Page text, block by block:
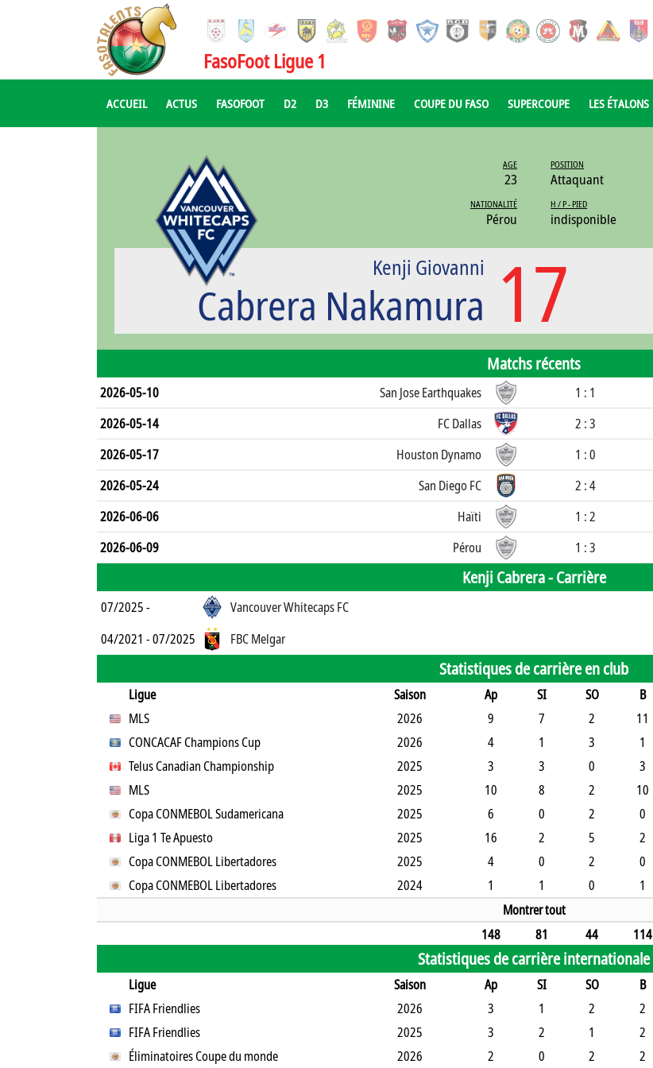
FasoFoot Ligue 1
ACCUEIL ACTUS FASOFOOT D2 D3 FÉMININE COUPE DU FASO SUPERCOUPE LES ÉTALONS
AGE
23
NATIONALITÉ
Pérou
POSITION
Attaquant
H / P - PIED
indisponible
17
Kenji Giovanni
Cabrera Nakamura
Matchs récents
2026-05-10 San Jose Earthquakes 1 : 1
2026-05-14
FC Dallas 2 : 3
2026-05-17
Houston Dynamo 1 : 0
2026-05-24
San Diego FC 2 : 4
2026-06-06
Haïti 1 : 2
2026-06-09
Pérou 1 : 3
Kenji Cabrera -Carrière
07/2025 -
Vancouver Whitecaps FC
04/2021 - 07/2025
FBC Melgar
Statistiques de carrière en club
Ligue Saison Ap SI SO B
MLS
2026 9 7 2 11
CONCACAF Champions Cup
2026 4 1 3 1
Telus Canadian Championship
2025 3 3 0 3
MLS
2025 10 8 2 10
Copa CONMEBOL Sudamericana
2025 6 0 2 0
Liga 1 Te Apuesto
2025 16 2 5 2
Copa CONMEBOL Libertadores
2025 4 0 2 0
Copa CONMEBOL Libertadores
2024 1 1 0 1
Montrer tout
148
81 44 114
Statistiques de carrière internationale
Ligue Saison Ap SI SO B
FIFA Friendlies
2026 3 1 2 2
FIFA Friendlies
2025 3 2 1 2
Éliminatoires Coupe du monde
2026 2 0 2 2